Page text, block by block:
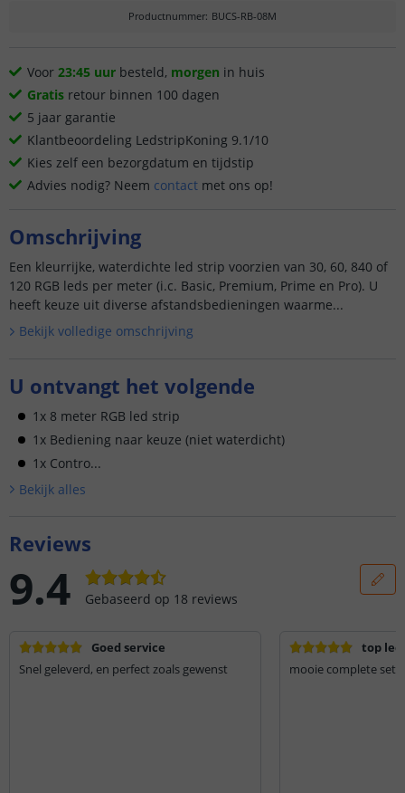
Productnummer: BUCS-RB-08M
Voor 23:45 uur besteld, morgen in huis
Gratis retour binnen 100 dagen
5 jaar garantie
Klantbeoordeling LedstripKoning 9.1/10
Kies zelf een bezorgdatum en tijdstip
Advies nodig? Neem contact met ons op!
Omschrijving
Een kleurrijke, waterdichte led strip voorzien van 30, 60, 840 of
120 RGB leds per meter (i.c. Basic, Premium, Prime en Pro). U
heeft keuze uit diverse afstandsbedieningen waarme...
Bekijk volledige omschrijving
U ontvangt het volgende
1x 8 meter RGB led strip
1x Bediening naar keuze (niet waterdicht)
1x Contro...
Bekijk alles
Reviews
9.4 Gebaseerd op 18 reviews
Goed service
Snel geleverd, en perfect zoals gewenst
top
mooie complete set